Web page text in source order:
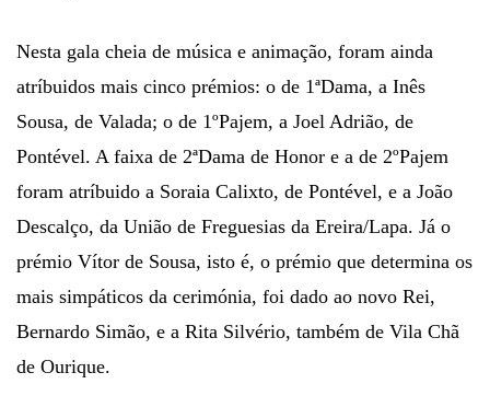
Nesta gala cheia de música e animação, foram ainda
atríbuidos mais cinco prémios: o de 1ªDama, a Inês
Sousa, de Valada; o de 1ºPajem, a Joel Adrião, de
Pontével. A faixa de 2ªDama de Honor e a de 2ºPajem
foram atríbuido a Soraia Calixto, de Pontével, e a João
Descalço, da União de Freguesias da Ereira/Lapa. Já o
prémio Vítor de Sousa, isto é, o prémio que determina os
mais simpáticos da cerimónia, foi dado ao novo Rei,
Bernardo Simão, e a Rita Silvério, também de Vila Chã
de Ourique.